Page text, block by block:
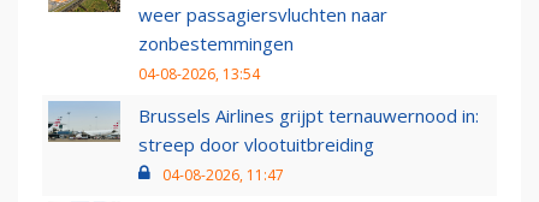
weer passagiersvluchten naar
zonbestemmingen
04-08-2026, 13:54
Brussels Airlines grijpt ternauwernood in:
streep door vlootuitbreiding
04-08-2026, 11:47